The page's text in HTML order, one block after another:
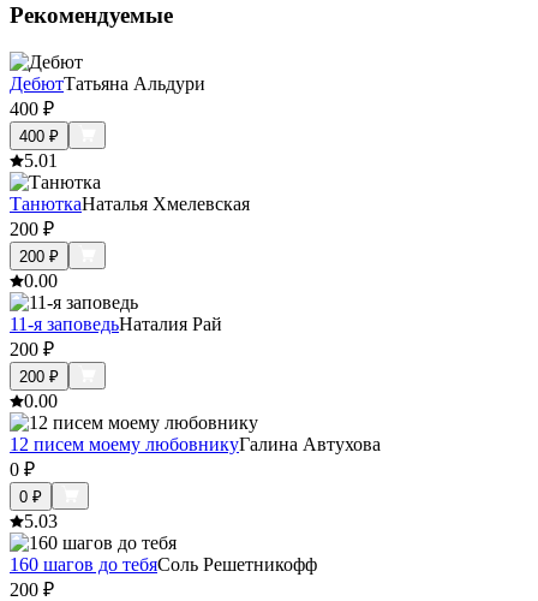
Рекомендуемые
ДебютТатьяна Альдури
400 ₽
400 ₽
5.01
ТанюткаНаталья Хмелевская
200 ₽
200 ₽
0.00
11-я заповедьНаталия Рай
200 ₽
200 ₽
0.00
12 писем моему любовникуГалина Автухова
0 ₽
0 ₽
5.03
160 шагов до тебяСоль Решетникофф
200 ₽